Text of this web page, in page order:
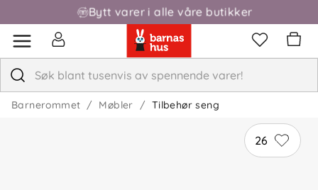
Bytt varer i alle våre butikker
Fri frakt over 1000,-
Barnerommet Møbler Tilbehør seng
26